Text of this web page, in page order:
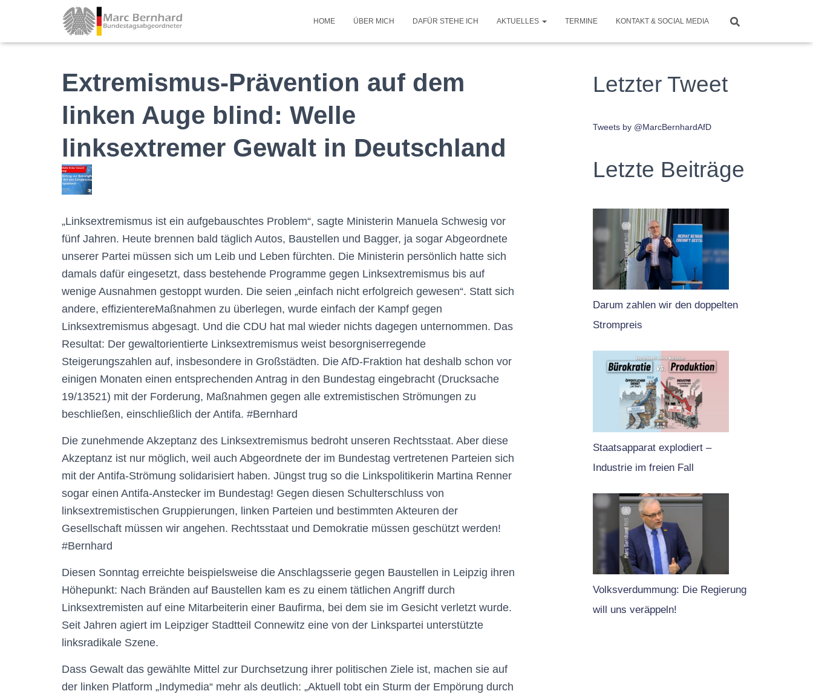
HOME ÜBER MICH DAFÜR STEHE ICH AKTUELLES TERMINE KONTAKT & SOCIAL MEDIA
Extremismus-Prävention auf dem
linken Auge blind: Welle
linksextremer Gewalt in Deutschland
„Linksextremismus ist ein aufgebauschtes Problem“, sagte Ministerin Manuela Schwesig vor
fünf Jahren. Heute brennen bald täglich Autos, Baustellen und Bagger, ja sogar Abgeordnete
unserer Partei müssen sich um Leib und Leben fürchten. Die Ministerin persönlich hatte sich
damals dafür eingesetzt, dass bestehende Programme gegen Linksextremismus bis auf
wenige Ausnahmen gestoppt wurden. Die seien „einfach nicht erfolgreich gewesen“. Statt sich
andere, effizientereMaßnahmen zu überlegen, wurde einfach der Kampf gegen
Linksextremismus abgesagt. Und die CDU hat mal wieder nichts dagegen unternommen. Das
Resultat: Der gewaltorientierte Linksextremismus weist besorgniserregende
Steigerungszahlen auf, insbesondere in Großstädten. Die AfD-Fraktion hat deshalb schon vor
einigen Monaten einen entsprechenden Antrag in den Bundestag eingebracht (Drucksache
19/13521) mit der Forderung, Maßnahmen gegen alle extremistischen Strömungen zu
beschließen, einschließlich der Antifa. #Bernhard
Die zunehmende Akzeptanz des Linksextremismus bedroht unseren Rechtsstaat. Aber diese
Akzeptanz ist nur möglich, weil auch Abgeordnete der im Bundestag vertretenen Parteien sich
mit der Antifa-Strömung solidarisiert haben. Jüngst trug so die Linkspolitikerin Martina Renner
sogar einen Antifa-Anstecker im Bundestag! Gegen diesen Schulterschluss von
linksextremistischen Gruppierungen, linken Parteien und bestimmten Akteuren der
Gesellschaft müssen wir angehen. Rechtsstaat und Demokratie müssen geschützt werden!
#Bernhard
Diesen Sonntag erreichte beispielsweise die Anschlagsserie gegen Baustellen in Leipzig ihren
Höhepunkt: Nach Bränden auf Baustellen kam es zu einem tätlichen Angriff durch
Linksextremisten auf eine Mitarbeiterin einer Baufirma, bei dem sie im Gesicht verletzt wurde.
Seit Jahren agiert im Leipziger Stadtteil Connewitz eine von der Linkspartei unterstützte
linksradikale Szene.
Dass Gewalt das gewählte Mittel zur Durchsetzung ihrer politischen Ziele ist, machen sie auf
der linken Platform „Indymedia“ mehr als deutlich: „Aktuell tobt ein Sturm der Empörung durch
Letzter Tweet
Tweets by @MarcBernhardAfD
Letzte Beiträge
Darum zahlen wir den doppelten
Strompreis
Staatsapparat explodiert –
Industrie im freien Fall
Volksverdummung: Die Regierung
will uns veräppeln!